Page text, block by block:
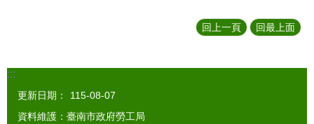
回上一頁 回最上面
:::
更新日期：
115-08-07
資料維護：臺南市政府勞工局